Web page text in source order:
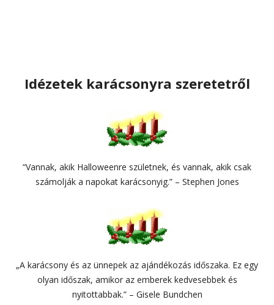
Idézetek karácsonyra szeretetről
“Vannak, akik Halloweenre születnek, és vannak, akik csak
számolják a napokat karácsonyig.” – Stephen Jones
„A karácsony és az ünnepek az ajándékozás időszaka. Ez egy
olyan időszak, amikor az emberek kedvesebbek és
nyitottabbak.” – Gisele Bundchen